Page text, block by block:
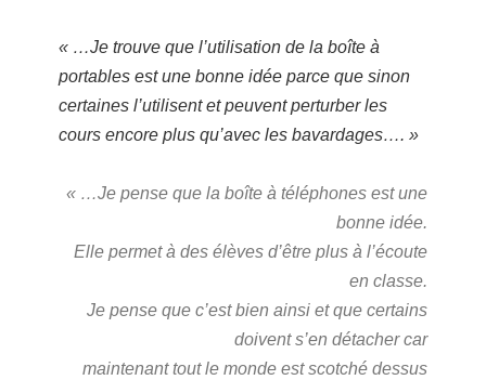
« …Je trouve que l’utilisation de la boîte à
portables est une bonne idée parce que sinon
certaines l’utilisent et peuvent perturber les
cours encore plus qu’avec les bavardages…. »
« …Je pense que la boîte à téléphones est une
bonne idée.
Elle permet à des élèves d’être plus à l’écoute
en classe.
Je pense que c’est bien ainsi et que certains
doivent s’en détacher car
maintenant tout le monde est scotché dessus